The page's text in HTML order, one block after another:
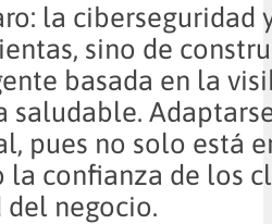
la ciberseguridad
sino de
basada en la
saludable.
pues no solo está
la confianza de los
negocio.